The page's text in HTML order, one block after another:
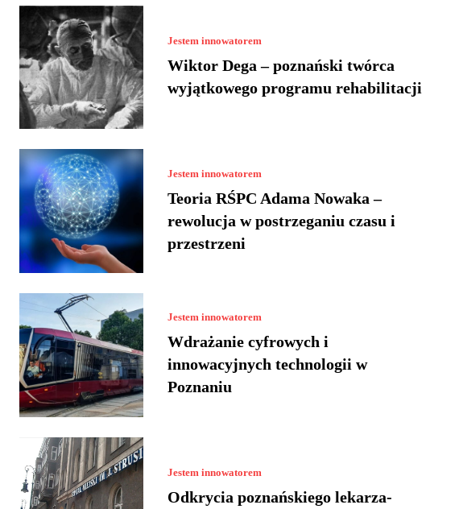
Jestem innowatorem
Wiktor Dega – poznański twórca
wyjątkowego programu rehabilitacji
Jestem innowatorem
Teoria RŚPC Adama Nowaka –
rewolucja w postrzeganiu czasu i
przestrzeni
Jestem innowatorem
Wdrażanie cyfrowych i
innowacyjnych technologii w
Poznaniu
Jestem innowatorem
Odkrycia poznańskiego lekarza-